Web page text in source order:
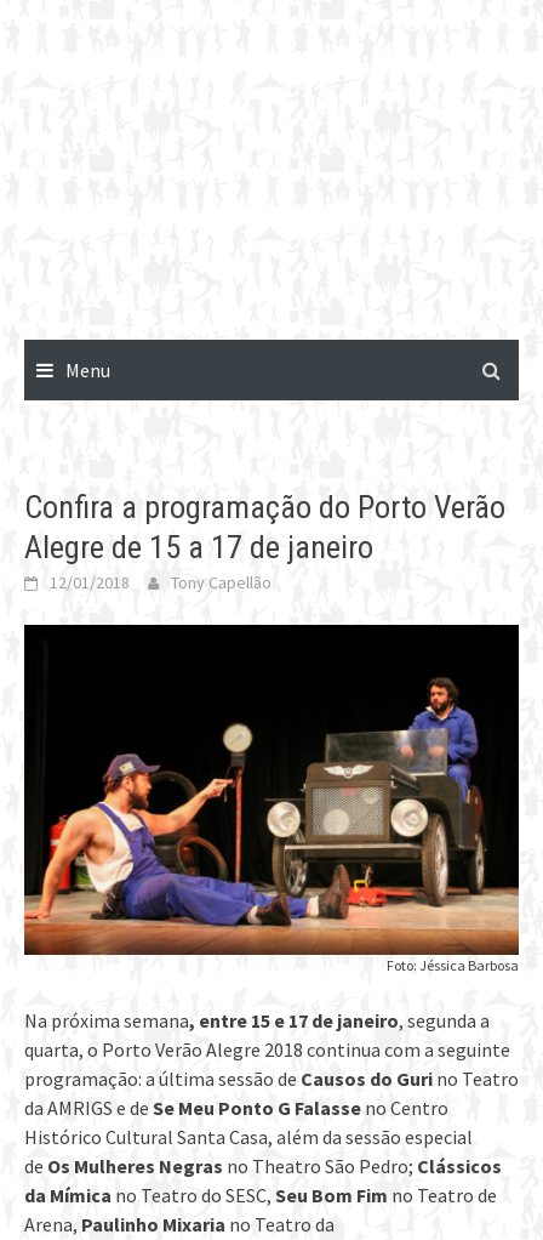
Menu
Confira a programação do Porto Verão
Alegre de 15 a 17 de janeiro
12/01/2018 Tony Capellão
Foto: Jéssica Barbosa
Na próxima semana, entre 15 e 17 de janeiro, segunda a
quarta, o Porto Verão Alegre 2018 continua com a seguinte
programação: a última sessão de Causos do Guri no Teatro
da AMRIGS e de Se Meu Ponto G Falasse no Centro
Histórico Cultural Santa Casa, além da sessão especial
de Os Mulheres Negras no Theatro São Pedro; Clássicos
da Mímica no Teatro do SESC, Seu Bom Fim no Teatro de
Arena, Paulinho Mixaria no Teatro da